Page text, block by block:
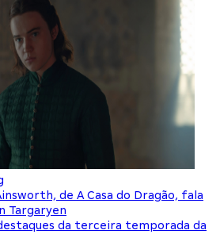
de A Casa do Dragão, fala
Targaryen
da terceira temporada da